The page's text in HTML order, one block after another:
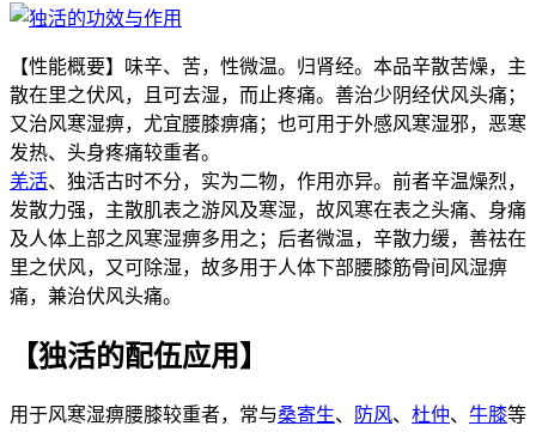
【性能概要】味辛、苦，性微温。归肾经。本品辛散苦燥，主
散在里之伏风，且可去湿，而止疼痛。善治少阴经伏风头痛；
又治风寒湿痹，尤宜腰膝痹痛；也可用于外感风寒湿邪，恶寒
发热、头身疼痛较重者。
羌活、独活古时不分，实为二物，作用亦异。前者辛温燥烈，
发散力强，主散肌表之游风及寒湿，故风寒在表之头痛、身痛
及人体上部之风寒湿痹多用之；后者微温，辛散力缓，善祛在
里之伏风，又可除湿，故多用于人体下部腰膝筋骨间风湿痹
痛，兼治伏风头痛。
【独活的配伍应用】
用于风寒湿痹腰膝较重者，常与桑寄生、 防风、 杜仲、 牛膝等